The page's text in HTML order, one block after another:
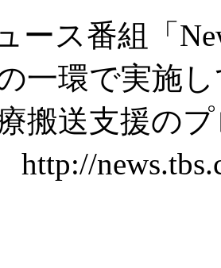
ース番組「
一環で実施
搬送支援の